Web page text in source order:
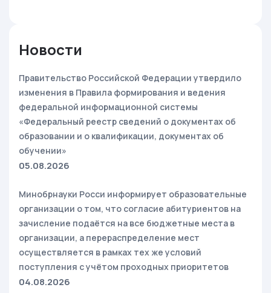
Новости
Правительство Российской Федерации утвердило
изменения в Правила формирования и ведения
федеральной информационной системы
«Федеральный реестр сведений о документах об
образовании и о квалификации, документах об
обучении»
05.08.2026
Минобрнауки Росси информирует образовательные
организации о том, что согласие абитуриентов на
зачисление подаётся на все бюджетные места в
организации, а перераспределение мест
осуществляется в рамках тех же условий
поступления с учётом проходных приоритетов
04.08.2026